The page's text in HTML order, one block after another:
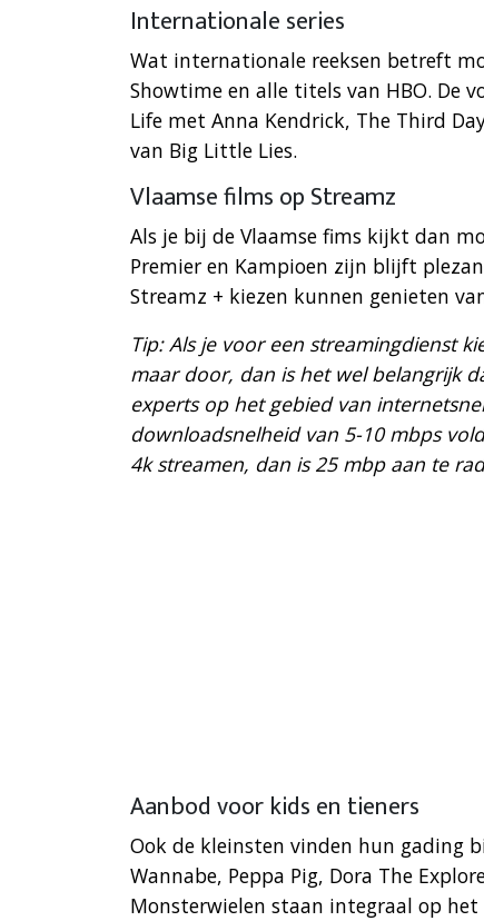
Internationale series
Wat internationale reeksen betreft
Showtime en alle titels van HBO. De
Life met Anna Kendrick, The Third
van Big Little Lies.
Vlaamse films op Streamz
Als je bij de Vlaamse fims kijkt dan
Premier en Kampioen zijn blijft
Streamz + kiezen kunnen genieten
Tip: Als je voor een streamingdienst
maar door, dan is het wel belangrijk
experts op het gebied van
downloadsnelheid van 5-10 mbps
4k streamen, dan is 25 mbp aan te
Aanbod voor kids en tieners
Ook de kleinsten vinden hun gading
Wannabe, Peppa Pig, Dora The
Monsterwielen staan integraal op